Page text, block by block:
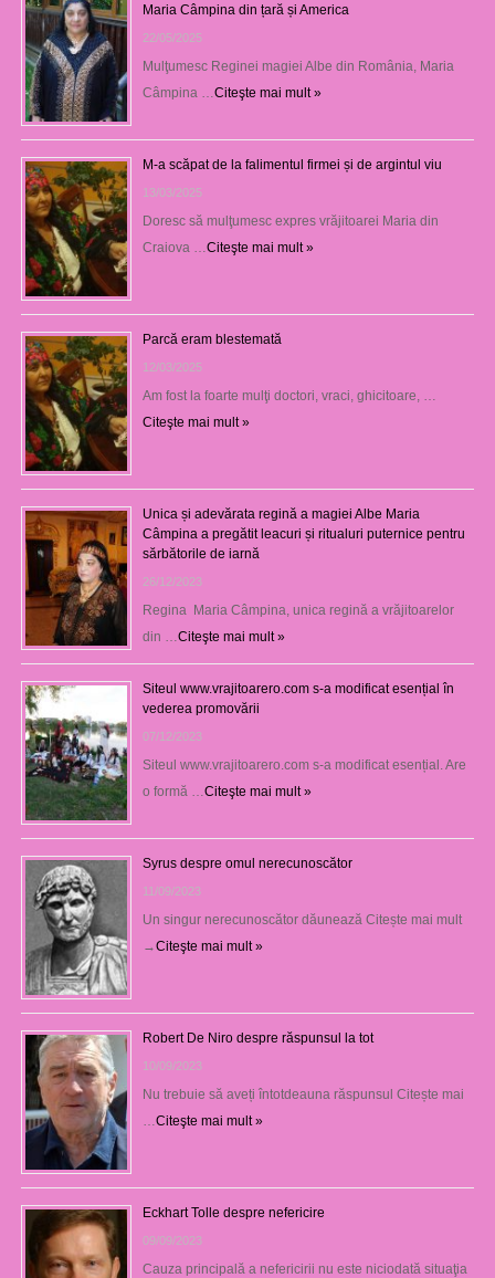
Maria Câmpina din țară și America
22/05/2025
Mulţumesc Reginei magiei Albe din România, Maria
Câmpina … Citeşte mai mult »
M-a scăpat de la falimentul firmei și de argintul viu
13/03/2025
Doresc să mulţumesc expres vrăjitoarei Maria din
Craiova … Citeşte mai mult »
Parcă eram blestemată
12/03/2025
Am fost la foarte mulţi doctori, vraci, ghicitoare, …
Citeşte mai mult »
Unica și adevărata regină a magiei Albe Maria
Câmpina a pregătit leacuri și ritualuri puternice pentru
sărbătorile de iarnă
26/12/2023
Regina Maria Câmpina, unica regină a vrăjitoarelor
din … Citeşte mai mult »
Siteul www.vrajitoarero.com s-a modificat esențial în
vederea promovării
07/12/2023
Siteul www.vrajitoarero.com s-a modificat esențial. Are
o formă … Citeşte mai mult »
Syrus despre omul nerecunoscător
11/09/2023
Un singur nerecunoscător dăunează Citește mai mult
→Citeşte mai mult »
Robert De Niro despre răspunsul la tot
10/09/2023
Nu trebuie să aveți întotdeauna răspunsul Citește mai
Citeşte mai mult »
Eckhart Tolle despre nefericire
09/09/2023
Cauza principală a nefericirii nu este niciodată situaţia